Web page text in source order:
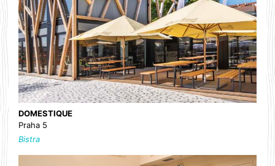
DOMESTIQUE
Praha 5
Bistra